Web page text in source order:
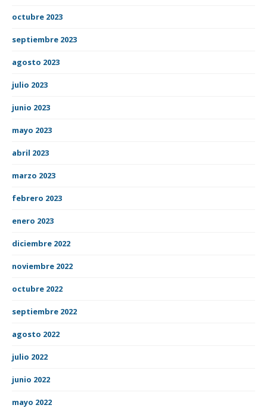
octubre 2023
septiembre 2023
agosto 2023
julio 2023
junio 2023
mayo 2023
abril 2023
marzo 2023
febrero 2023
enero 2023
diciembre 2022
noviembre 2022
octubre 2022
septiembre 2022
agosto 2022
julio 2022
junio 2022
mayo 2022